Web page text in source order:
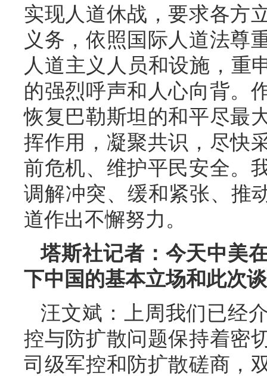
实现人道休战，要求各方
义务，依照国际人道法尊
人道主义人员和设施，重
的强烈呼声和人心向背。
恢复巴勒斯坦的和平尽最
挥作用，凝聚共识，尽快
前危机、维护平民安全。
调解冲突、缓和紧张、推
道作出不懈努力。
塔斯社记者：今天中美
下中国的基本立场和此次
汪文斌：上周我们已经
控与防扩散问题保持着密
司级军控和防扩散磋商，